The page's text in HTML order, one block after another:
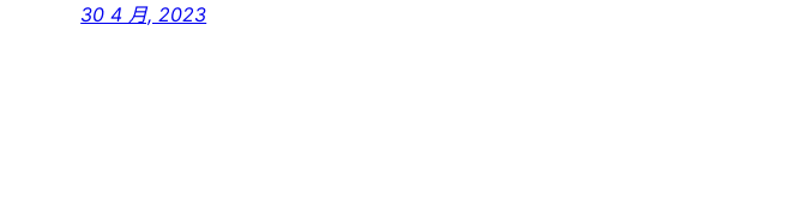
30 4 月, 2023